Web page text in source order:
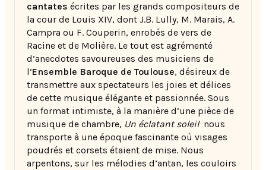
cantates écrites par les grands compositeurs de
la cour de Louis XIV, dont J.B. Lully, M. Marais, A.
Campra ou F. Couperin, enrobés de vers de
Racine et de Molière. Le tout est agrémenté
d’anecdotes savoureuses des musiciens de
l’Ensemble Baroque de Toulouse, désireux de
transmettre aux spectateurs les joies et délices
de cette musique élégante et passionnée. Sous
un format intimiste, à la manière d’une pièce de
musique de chambre, Un éclatant soleilnous
transporte à une époque fascinante où visages
poudrés et corsets étaient de mise. Nous
arpentons, sur les mélodies d’antan, les couloirs